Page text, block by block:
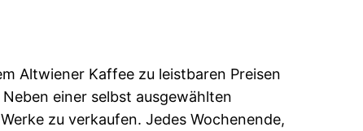
Altwiener Kaffee zu leistbaren Preisen
einer selbst ausgewählten
zu verkaufen. Jedes Wochenende,